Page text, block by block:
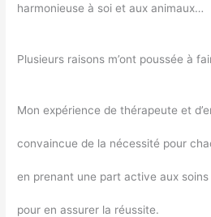
harmonieuse à soi et aux animaux…
Plusieurs raisons m’ont poussée à
Mon expérience de thérapeute et
convaincue de la nécessité pour
en prenant une part active aux
pour en assurer la réussite.